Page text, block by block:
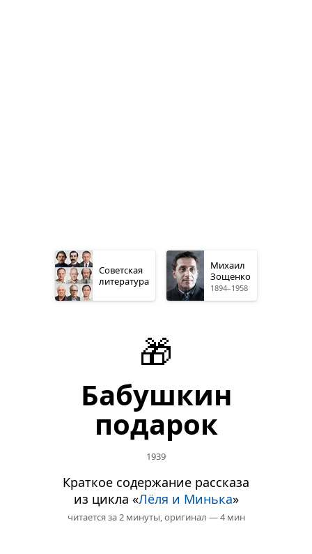
Советская
литература
Михаил
Зощенко
1894–1958
🎁
Бабушкин
подарок
1939
Краткое содержание рассказа
из цикла «Лёля и Минька»
читается за 2 минуты,оригинал — 4 мин